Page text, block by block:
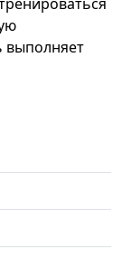
выполняет